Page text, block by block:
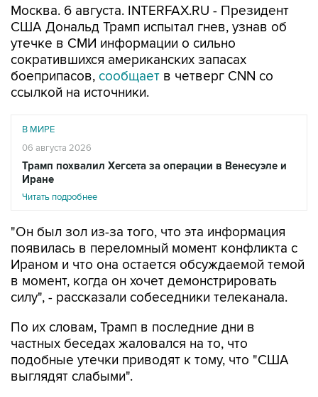
Москва. 6 августа. INTERFAX.RU - Президент
США Дональд Трамп испытал гнев, узнав об
утечке в СМИ информации о сильно
сократившихся американских запасах
боеприпасов, сообщает в четверг CNN со
ссылкой на источники.
В МИРЕ
06 августа 2026
Трамп похвалил Хегсета за операции в Венесуэле и
Иране
Читать подробнее
"Он был зол из-за того, что эта информация
появилась в переломный момент конфликта с
Ираном и что она остается обсуждаемой темой
в момент, когда он хочет демонстрировать
силу", - рассказали собеседники телеканала.
По их словам, Трамп в последние дни в
частных беседах жаловался на то, что
подобные утечки приводят к тому, что "США
выглядят слабыми".